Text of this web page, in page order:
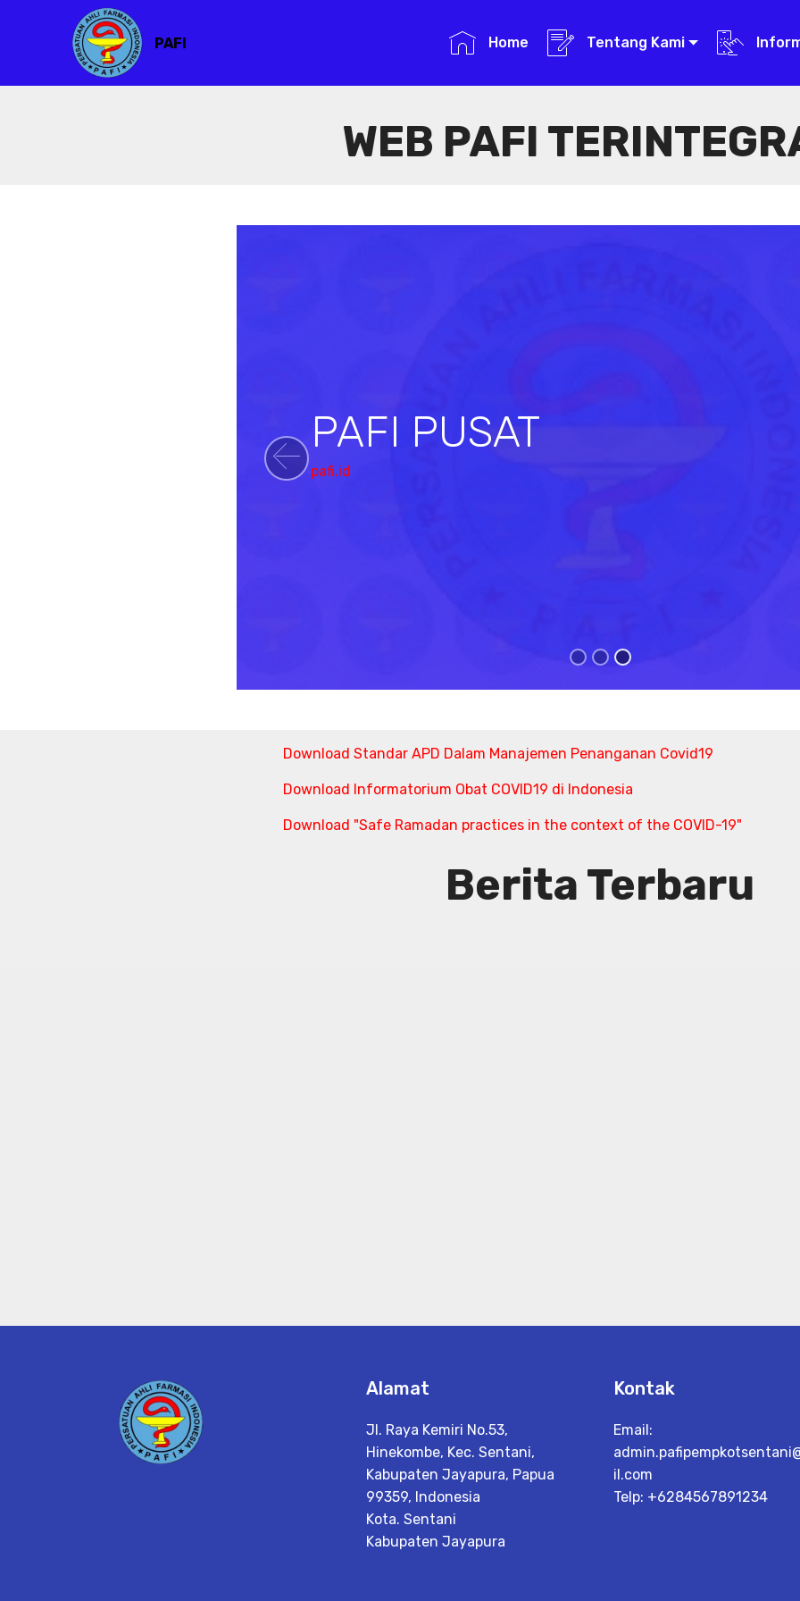
PAFI Home Tentang Kami
WEB PAFI
PAFI PUSAT
pafi.id
Previous
Download Standar APD Dalam Manajemen Penanganan Covid19
Download Informatorium Obat COVID19 di Indonesia
Download "Safe Ramadan practices in the context of the COVID-19"
Berita Terbaru
Alamat
Jl. Raya Kemiri No.53,
Hinekombe, Kec. Sentani,
Kabupaten Jayapura, Papua
99359, Indonesia
Kota. Sentani
Kabupaten Jayapura
Kontak
Email:
il.com
Telp: +6284567891234